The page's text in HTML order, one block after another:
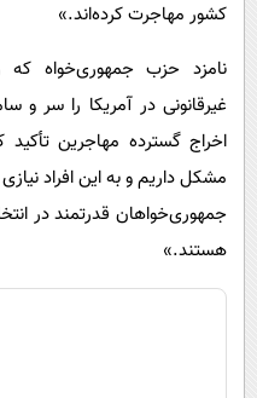
کشور مهاجرت کرده‌اند.»
نامزد حزب جمهوری‌خواه
غیرقانونی در آمریکا را سر و
اخراج گسترده مهاجرین
مشکل داریم و به این افراد
جمهوری‌خواهان قدرتمند در
هستند.»